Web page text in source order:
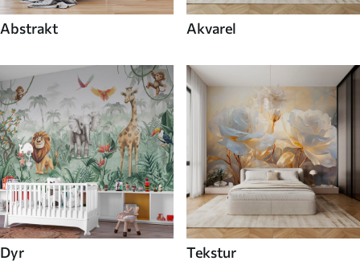
Abstrakt Akvarel
Dyr Tekstur